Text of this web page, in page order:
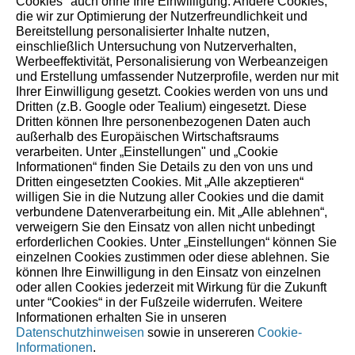
unser Handeln – für Menschen, Natur und kommende
Generationen.
corporate.stihl.de
Impressum
Datenschutz
die wir zur Optimierung der Nutzerfreundlichkeit und
Bereitstellung personalisierter Inhalte nutzen,
einschließlich Untersuchung von Nutzerverhalten,
Werbeeffektivität, Personalisierung von Werbeanzeigen
und Erstellung umfassender Nutzerprofile, werden nur mit
Ihrer Einwilligung gesetzt. Cookies werden von uns und
Dritten (z.B. Google oder Tealium) eingesetzt. Diese
Dritten können Ihre personenbezogenen Daten auch
außerhalb des Europäischen Wirtschaftsraums
verarbeiten. Unter „Einstellungen" und „Cookie
Informationen“ finden Sie Details zu den von uns und
Dritten eingesetzten Cookies. Mit „Alle akzeptieren“
willigen Sie in die Nutzung aller Cookies und die damit
verbundene Datenverarbeitung ein. Mit „Alle ablehnen“,
verweigern Sie den Einsatz von allen nicht unbedingt
erforderlichen Cookies. Unter „Einstellungen“ können Sie
einzelnen Cookies zustimmen oder diese ablehnen. Sie
können Ihre Einwilligung in den Einsatz von einzelnen
oder allen Cookies jederzeit mit Wirkung für die Zukunft
unter “Cookies“ in der Fußzeile widerrufen. Weitere
Informationen erhalten Sie in unseren
Datenschutzhinweisen sowie in unsereren Cookie-
Informationen.